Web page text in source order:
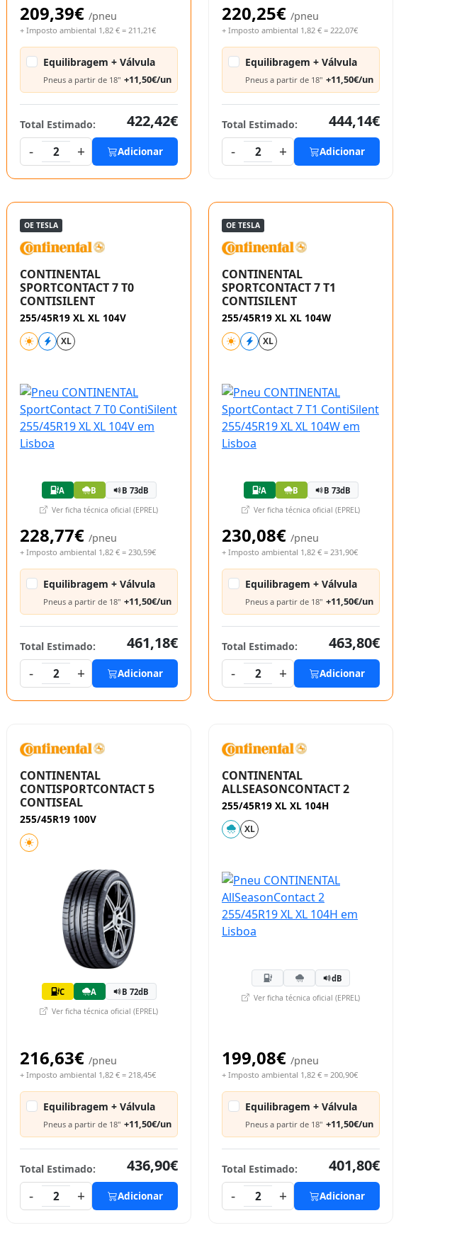
209,39€ /pneu
+ Imposto ambiental 1,82 € = 211,21€
Equilibragem + Válvula
Pneus a partir de 18" +11,50€/un
Total Estimado:
422,42€
-
2 + Adicionar
220,25€ /pneu
+ Imposto ambiental 1,82 € = 222,07€
Equilibragem + Válvula
Pneus a partir de 18" +11,50€/un
Total Estimado:
444,14€
-
2 + Adicionar
OE TESLA
CONTINENTAL
SPORTCONTACT 7 T0
CONTISILENT
255/45R19 XL XL 104V
XL
A B B 73dB
Ver ficha técnica oficial (EPREL)
228,77€ /pneu
+ Imposto ambiental 1,82 € = 230,59€
Equilibragem + Válvula
Pneus a partir de 18" +11,50€/un
Total Estimado:
461,18€
-
2 + Adicionar
OE TESLA
CONTINENTAL
SPORTCONTACT 7 T1
CONTISILENT
255/45R19 XL XL 104W
XL
A B B 73dB
Ver ficha técnica oficial (EPREL)
230,08€ /pneu
+ Imposto ambiental 1,82 € = 231,90€
Equilibragem + Válvula
Pneus a partir de 18" +11,50€/un
Total Estimado:
463,80€
-
2 + Adicionar
CONTINENTAL
CONTISPORTCONTACT 5
CONTISEAL
255/45R19 100V
C A B 72dB
Ver ficha técnica oficial (EPREL)
216,63€ /pneu
+ Imposto ambiental 1,82 € = 218,45€
Equilibragem + Válvula
Pneus a partir de 18" +11,50€/un
Total Estimado:
436,90€
-
2 + Adicionar
CONTINENTAL
ALLSEASONCONTACT 2
255/45R19 XL XL 104H
XL
dB
Ver ficha técnica oficial (EPREL)
199,08€ /pneu
+ Imposto ambiental 1,82 € = 200,90€
Equilibragem + Válvula
Pneus a partir de 18" +11,50€/un
Total Estimado:
401,80€
-
2 + Adicionar